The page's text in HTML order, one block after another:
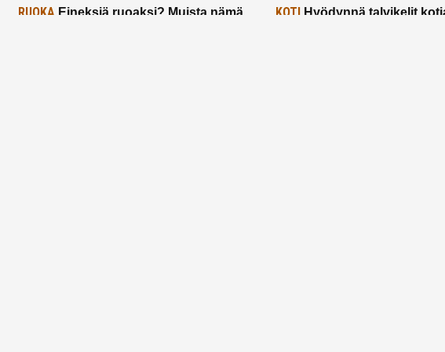
RUOKA Eineksiä ruoaksi? Muista nämä
KOTIHyödynnä talvikelit